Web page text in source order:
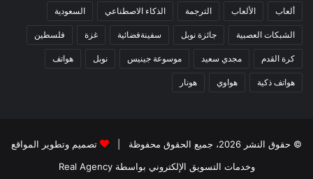
ألعاب الألعاب الترجمة الذكاء الاصطناعي السعودية
الشبكات العصبية جائزة نوبل سفينةفضائية غزة فلسطين
كرة القدم مجدي سعيد موسوعة جينيس نوبل هواتف
هواتف ذكية هواوي هونار
© حقوق النشر 2026، جميع الحقوق محفوظة |
تصميم وتطوير المواقع
وخدمات التسويق الإلكتروني بواسطة Real Agency